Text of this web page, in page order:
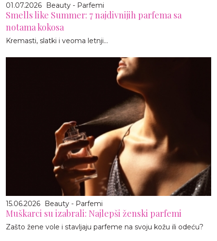
01.07.2026 Beauty - Parfemi
Smells like Summer: 7 najdivnijih parfema sa
notama kokosa
Kremasti, slatki i veoma letnji...
15.06.2026 Beauty - Parfemi
Muškarci su izabrali: Najlepši ženski parfemi
Zašto žene vole i stavljaju parfeme na svoju kožu ili odeću?